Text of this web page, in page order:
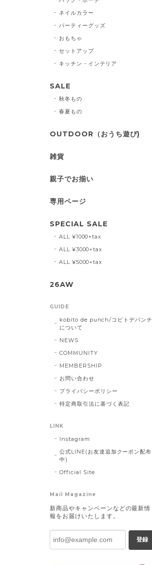
ネイルカラー
パーティーグッズ
おもちゃ
セットアップ
キッチン・インテリア
SALE
秋冬もの
春夏もの
OUTDOOR（おうち遊び)
雑貨
親子でお揃い
専用ページ
SPECIAL SALE
ALL ¥1000+tax
ALL ¥3000+tax
ALL ¥5000+tax
26AW
GUIDE
kobito de punch/コビトデパンチ
について
NEWS
COMMUNITY
MEMBERSHIP
お問い合わせ
プライバシーポリシー
特定商取引法に基づく表記
LINK
Instagram
公式LINE(お友達追加クーポン配布
中)
Official Site
Mail Magazine
新商品やキャンペーンなどの最新情
報をお届けいたします。
登録